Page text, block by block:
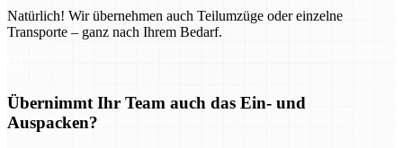
Natürlich! Wir übernehmen auch Teilumzüge oder einzelne
Transporte – ganz nach Ihrem Bedarf.
Übernimmt Ihr Team auch das Ein- und
Auspacken?